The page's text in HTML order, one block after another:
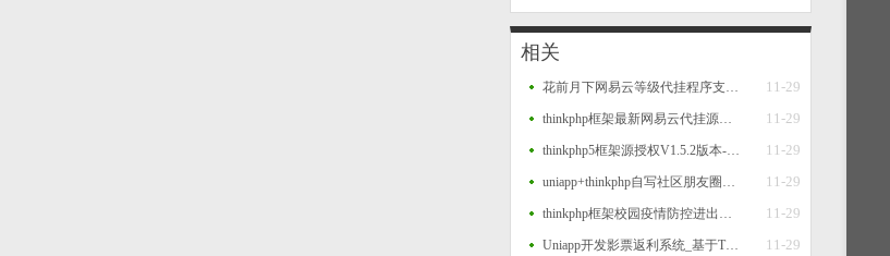
相关
11-29
花前月下网易云等级代挂程序支持扫码登录
11-29
thinkphp框架最新网易云代挂源码每天300首
11-29
thinkphp5框架源授权V1.5.2版本-打造更专业的PHP域名授权系统
11-29
uniapp+thinkphp自写社区朋友圈程序源码
11-29
thinkphp框架校园疫情防控进出登记管理系统源码
11-29
Uniapp开发影票返利系统_基于Thinkphp后台_完美运营